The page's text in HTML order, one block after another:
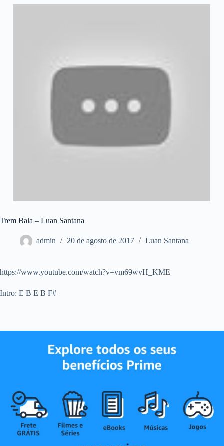
Trem Bala – Luan Santana
admin 20 de agosto de 2017 Luan Santana
https://www.youtube.com/watch?v=vm69wvH_KME
Intro: E B E B F#